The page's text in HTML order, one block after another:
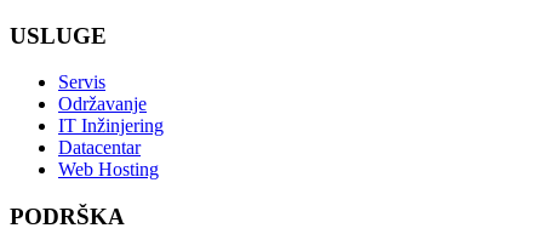
USLUGE
Servis
Održavanje
IT Inžinjering
Datacentar
Web Hosting
PODRŠKA